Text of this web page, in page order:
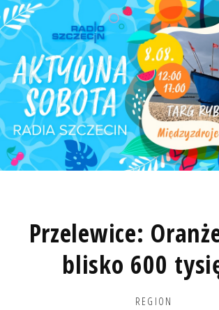
Przelewice:
blisko 600
REGION